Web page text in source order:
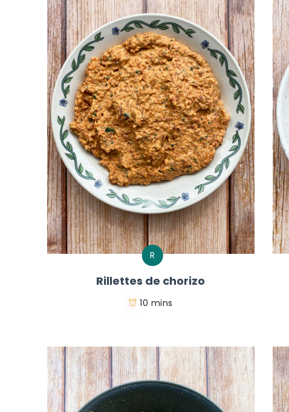
R
Rillettes de chorizo
10 mins